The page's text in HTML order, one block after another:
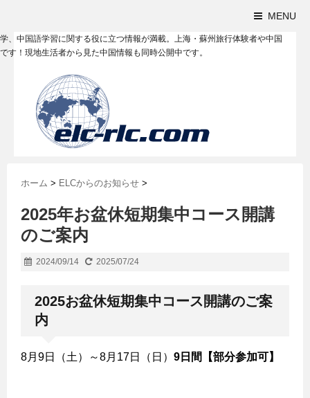
MENU
、中国語学習に関する役に立つ情報が満載。上海・蘇州旅行体験者や中国
す！現地生活者から見た中国情報も同時公開中です。
ホーム > ELCからのお知らせ >
2025年お盆休短期集中コース開講
のご案内
2024/09/14 2025/07/24
2025お盆休短期集中コース開講のご案
内
8月9日（土）～8月17日（日） 9日間【部分参加可】